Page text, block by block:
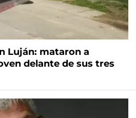
Luján: mataron a
delante de sus tres